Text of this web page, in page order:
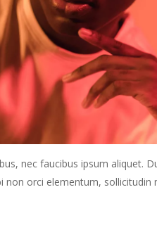
nec faucibus ipsum aliquet.
non orci elementum, sollicitudin